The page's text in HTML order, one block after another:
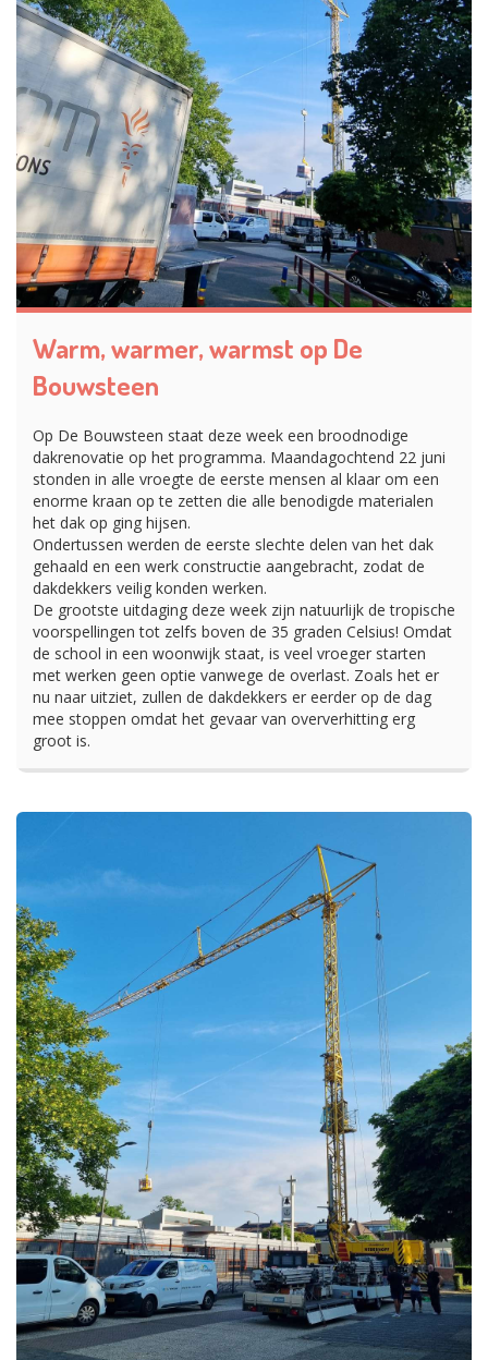
Warm, warmer, warmst op De
Bouwsteen
Op De Bouwsteen staat deze week een broodnodige
dakrenovatie op het programma. Maandagochtend 22 juni
stonden in alle vroegte de eerste mensen al klaar om een
enorme kraan op te zetten die alle benodigde materialen
het dak op ging hijsen.
Ondertussen werden de eerste slechte delen van het dak
gehaald en een werk constructie aangebracht, zodat de
dakdekkers veilig konden werken.
De grootste uitdaging deze week zijn natuurlijk de tropische
voorspellingen tot zelfs boven de 35 graden Celsius! Omdat
de school in een woonwijk staat, is veel vroeger starten
met werken geen optie vanwege de overlast. Zoals het er
nu naar uitziet, zullen de dakdekkers er eerder op de dag
mee stoppen omdat het gevaar van oververhitting erg
groot is.